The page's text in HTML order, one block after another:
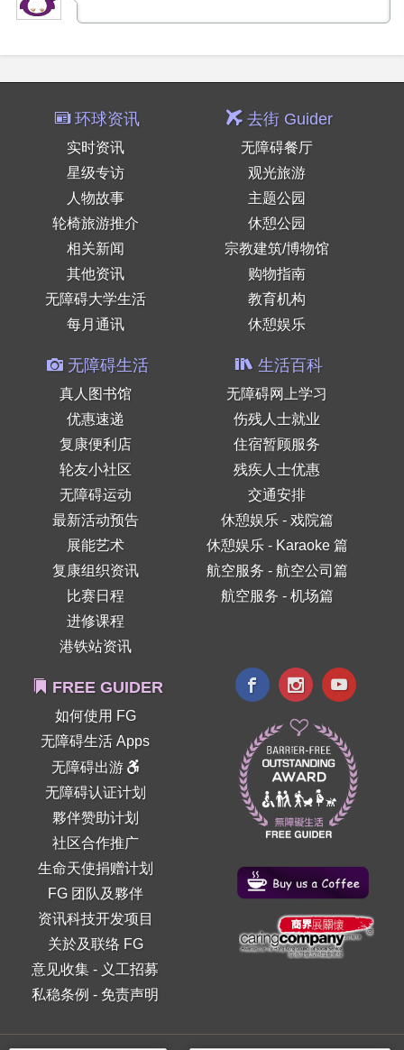
环球资讯
实时资讯
星级专访
人物故事
轮椅旅游推介
相关新闻
其他资讯
无障碍大学生活
每月通讯
去街 Guider
无障碍餐厅
观光旅游
主题公园
休憩公园
宗教建筑/博物馆
购物指南
教育机构
休憩娱乐
无障碍生活
真人图书馆
优惠速递
复康便利店
轮友小社区
无障碍运动
最新活动预告
展能艺术
复康组织资讯
比赛日程
进修课程
港铁站资讯
生活百科
无障碍网上学习
伤残人士就业
住宿暂顾服务
残疾人士优惠
交通安排
休憩娱乐 - 戏院篇
休憩娱乐 - Karaoke 篇
航空服务 - 航空公司篇
航空服务 - 机场篇
FREE GUIDER
如何使用 FG
无障碍生活 Apps
无障碍出游
无障碍认证计划
夥伴赞助计划
社区合作推广
生命天使捐赠计划
FG 团队及夥伴
资讯科技开发项目
关於及联络 FG
意见收集 - 义工招募
私稳条例 - 免责声明